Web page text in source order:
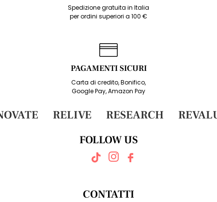
Spedizione gratuita in Italia
per ordini superiori a 100 €
PAGAMENTI SICURI
Carta di credito, Bonifico,
Google Pay, Amazon Pay
RELIVE RESEARCH
CONTATTI
FOLLOW US